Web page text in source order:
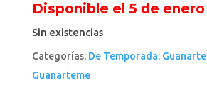
Disponible el 5 de enero
Sin existencias
Categorías: De Temporada:
Guanarteme